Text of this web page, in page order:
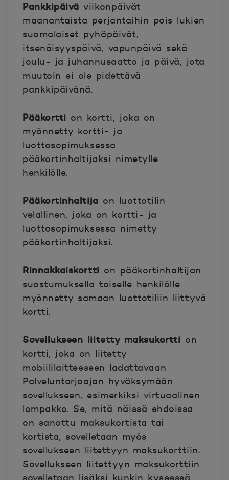
Pankkipäivä viikonpäivät
maanantaista perjantaihin pois lukien
suomalaiset pyhäpäivät,
itsenäisyyspäivä, vapunpäivä sekä
joulu- ja juhannusaatto ja päivä, jota
muutoin ei ole pidettävä
pankkipäivänä.
Pääkortti on kortti, joka on
myönnetty kortti- ja
luottosopimuksessa
pääkortinhaltijaksi nimetylle
henkilölle.
Pääkortinhaltija on luottotilin
velallinen, joka on kortti- ja
luottosopimuksessa nimetty
pääkortinhaltijaksi.
Rinnakkaiskortti on pääkortinhaltijan
suostumuksella toiselle henkilölle
myönnetty samaan luottotiliin liittyvä
kortti.
Sovellukseen liitetty maksukortti on
kortti, joka on liitetty
mobiililaitteeseen ladattavaan
Palveluntarjoajan hyväksymään
sovellukseen, esimerkiksi virtuaalinen
lompakko. Se, mitä näissä ehdoissa
on sanottu maksukortista tai
kortista, sovelletaan myös
sovellukseen liitettyyn maksukorttiin.
Sovellukseen liitettyyn maksukorttiin